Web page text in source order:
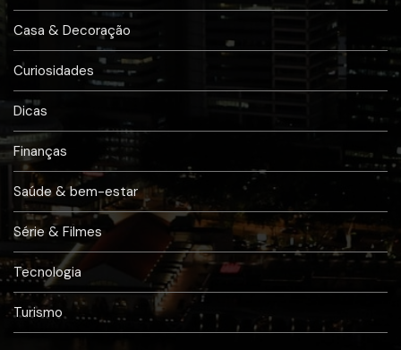
Casa & Decoração
Curiosidades
Dicas
Finanças
Saúde & bem-estar
Série & Filmes
Tecnologia
Turismo